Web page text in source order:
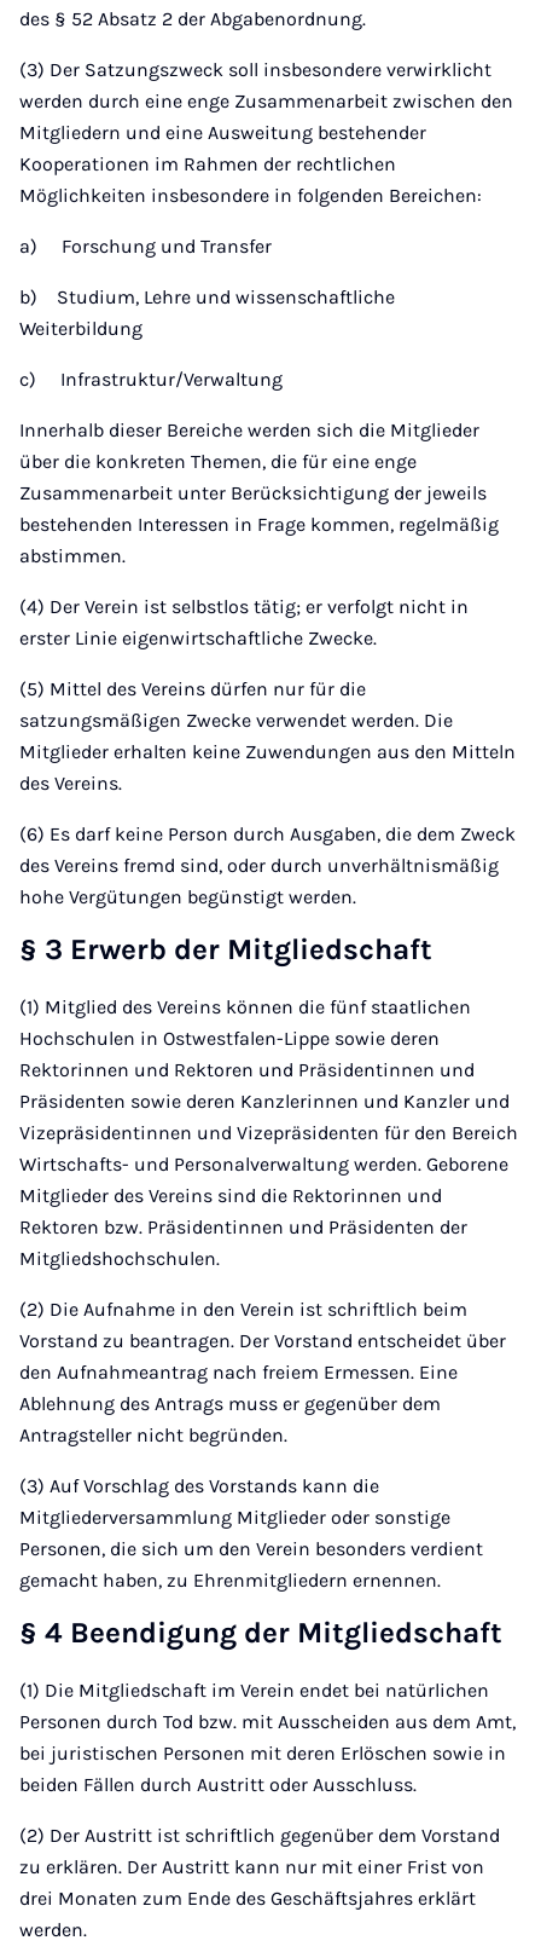
des § 52 Absatz 2 der Abgabenordnung.
(3) Der Satzungszweck soll insbesondere verwirklicht
werden durch eine enge Zusammenarbeit zwischen den
Mitgliedern und eine Ausweitung bestehender
Kooperationen im Rahmen der rechtlichen
Möglichkeiten insbesondere in folgenden Bereichen:
a) Forschung und Transfer
b) Studium, Lehre und wissenschaftliche
Weiterbildung
c) Infrastruktur/Verwaltung
Innerhalb dieser Bereiche werden sich die Mitglieder
über die konkreten Themen, die für eine enge
Zusammenarbeit unter Berücksichtigung der jeweils
bestehenden Interessen in Frage kommen, regelmäßig
abstimmen.
(4) Der Verein ist selbstlos tätig; er verfolgt nicht in
erster Linie eigenwirtschaftliche Zwecke.
(5) Mittel des Vereins dürfen nur für die
satzungsmäßigen Zwecke verwendet werden. Die
Mitglieder erhalten keine Zuwendungen aus den Mitteln
des Vereins.
(6) Es darf keine Person durch Ausgaben, die dem Zweck
des Vereins fremd sind, oder durch unverhältnismäßig
hohe Vergütungen begünstigt werden.
§ 3 Erwerb der Mitgliedschaft
(1) Mitglied des Vereins können die fünf staatlichen
Hochschulen in Ostwestfalen-Lippe sowie deren
Rektorinnen und Rektoren und Präsidentinnen und
Präsidenten sowie deren Kanzlerinnen und Kanzler und
Vizepräsidentinnen und Vizepräsidenten für den Bereich
Wirtschafts- und Personalverwaltung werden. Geborene
Mitglieder des Vereins sind die Rektorinnen und
Rektoren bzw. Präsidentinnen und Präsidenten der
Mitgliedshochschulen.
(2) Die Aufnahme in den Verein ist schriftlich beim
Vorstand zu beantragen. Der Vorstand entscheidet über
den Aufnahmeantrag nach freiem Ermessen. Eine
Ablehnung des Antrags muss er gegenüber dem
Antragsteller nicht begründen.
(3) Auf Vorschlag des Vorstands kann die
Mitgliederversammlung Mitglieder oder sonstige
Personen, die sich um den Verein besonders verdient
gemacht haben, zu Ehrenmitgliedern ernennen.
§ 4 Beendigung der Mitgliedschaft
(1) Die Mitgliedschaft im Verein endet bei natürlichen
Personen durch Tod bzw. mit Ausscheiden aus dem Amt,
bei juristischen Personen mit deren Erlöschen sowie in
beiden Fällen durch Austritt oder Ausschluss.
(2) Der Austritt ist schriftlich gegenüber dem Vorstand
zu erklären. Der Austritt kann nur mit einer Frist von
drei Monaten zum Ende des Geschäftsjahres erklärt
werden.